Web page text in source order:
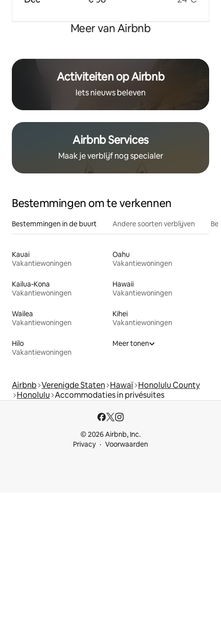
Meer van Airbnb
Activiteiten op Airbnb
Iets nieuws beleven
Airbnb Services
Maak je verblijf nog specialer
Bestemmingen om te verkennen
Bestemmingen in de buurt Andere soorten verblijven
Kauai
Vakantiewoningen
Oahu
Vakantiewoningen
Kailua-Kona
Vakantiewoningen
Hawaii
Vakantiewoningen
Wailea
Vakantiewoningen
Kihei
Vakantiewoningen
Hilo
Vakantiewoningen
Meer tonen
Airbnb Verenigde Staten Hawaï Honolulu County
Honolulu Accommodaties in privésuites
© 2026 Airbnb, Inc.
Privacy
Voorwaarden